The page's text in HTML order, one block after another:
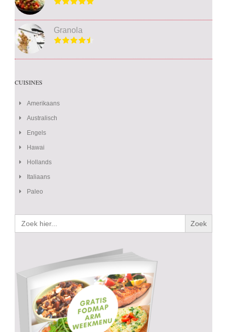
Granola
CUISINES
Amerikaans
Australisch
Engels
Hawai
Hollands
Italiaans
Paleo
Zoek
naar: